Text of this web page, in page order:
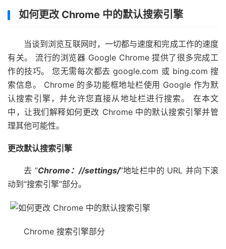
如何更改 Chrome 中的默认搜索引擎
当谈到浏览互联网时，一切都与速度和完成工作的速度
有关。 流行的浏览器 Google Chrome 提供了很多完成工
作的技巧。 您无需每次都去 google.com 或 bing.com 搜
索信息。 Chrome 的多功能框地址栏使用 Google 作为默
认搜索引擎，并允许您直接从地址栏进行搜索。 在本文
中，让我们解释如何更改 Chrome 中的默认搜索引擎并管
理其他可能性。
更改默认搜索引擎
去 ”Chrome：//settings/”地址栏中的 URL 并向下滚
动到“搜索引擎”部分。
Chrome 搜索引擎部分